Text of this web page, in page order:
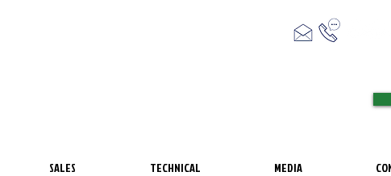
SALES TECHNICAL MEDIA